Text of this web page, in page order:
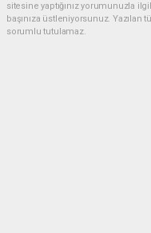
sitesine yaptığınız yorumunuzla
başınıza üstleniyorsunuz.
sorumlu tutulamaz.